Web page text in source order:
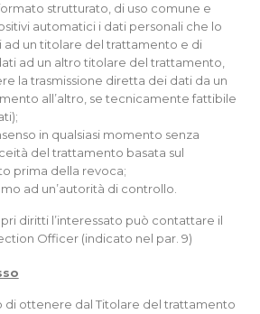
strutturato, di uso comune e
automatici i dati personali che lo
ad un titolare del trattamento e di
ad un altro titolare del trattamento,
la trasmissione diretta dei dati da un
all’altro, se tecnicamente fattibile
in qualsiasi momento senza
del trattamento basata sul
prima della revoca;
ad un’autorità di controllo.
diritti l’interessato può contattare il
Officer (indicato nel par. 9)
di ottenere dal Titolare del trattamento